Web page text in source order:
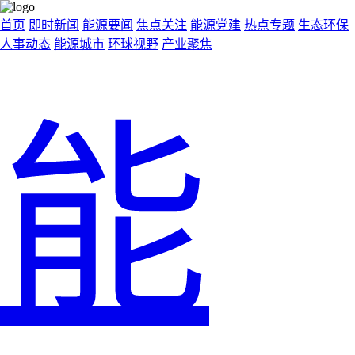
首页 即时新闻 能源要闻 焦点关注 能源党建 热点专题 生态环保
人事动态 能源城市 环球视野 产业聚焦
能